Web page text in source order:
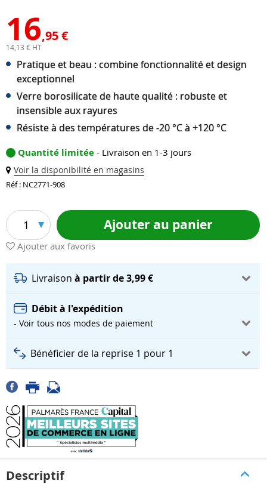
16,95 €
14,13 € HT
Pratique et beau : combine fonctionnalité et design
exceptionnel
Verre borosilicate de haute qualité : robuste et
insensible aux rayures
Résiste à des températures de -20 °C à +120 °C
Quantité limitée - Livraison en 1-3 jours
Voir la disponibilité en magasins
Réf : NC2771-908
1 Ajouter au panier
Ajouter aux favoris
Livraison à partir de 3,99 €
Débit à l'expédition
- Voir tous nos modes de paiement
Bénéficier de la reprise 1 pour 1
Descriptif